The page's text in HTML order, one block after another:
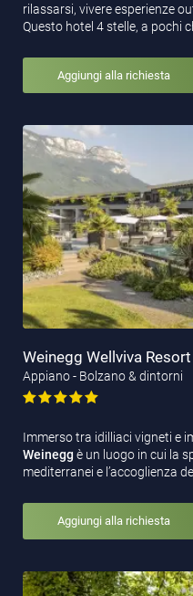
rilassarsi, vivere esperienze
Questo hotel 4 stelle, a pochi
Aggiungi alla richiesta
Weinegg Wellviva Resort
Appiano - Bolzano & dintorni
Immerso tra idilliaci vigneti e
Weinegg è un luogo in cui la
mediterranei e l’accoglienza
Aggiungi alla richiesta